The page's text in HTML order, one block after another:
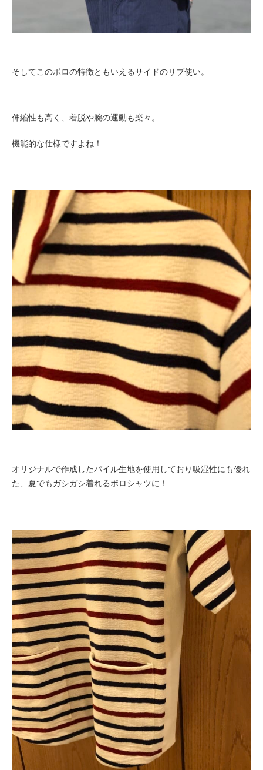
そしてこのポロの特徴ともいえるサイドのリブ使い。
伸縮性も高く、着脱や腕の運動も楽々。
機能的な仕様ですよね！
オリジナルで作成したパイル生地を使用しており吸湿性にも優れ
た、夏でもガシガシ着れるポロシャツに！